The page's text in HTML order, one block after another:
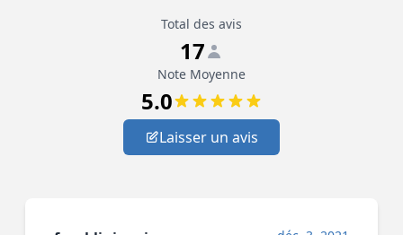
Total des avis
17
Note Moyenne
5.0
Laisser un avis